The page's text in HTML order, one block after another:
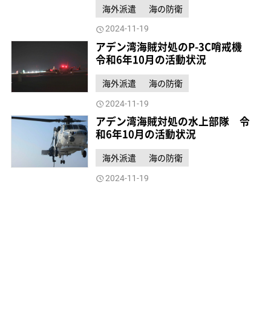
海外派遣 海の防衛
2024-11-19
アデン湾海賊対処のP-3C哨戒機
令和6年10月の活動状況
海外派遣 海の防衛
2024-11-19
アデン湾海賊対処の水上部隊 令
和6年10月の活動状況
海外派遣 海の防衛
2024-11-19